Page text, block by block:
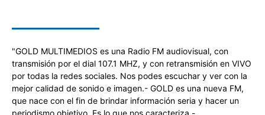
"GOLD MULTIMEDIOS es una Radio FM audiovisual, con
transmisión por el dial 107.1 MHZ, y con retransmisión en VIVO
por todas la redes sociales. Nos podes escuchar y ver con la
mejor calidad de sonido e imagen.- GOLD es una nueva FM,
que nace con el fin de brindar información seria y hacer un
periodismo objetivo. Es lo que nos caracteriza.-